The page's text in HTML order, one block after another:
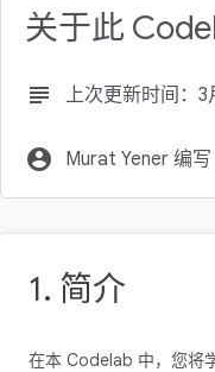
关于此
subject 上次更新时间：3
account_circle Murat Yener 编写
1. 简介
在本 Codelab 中，您将